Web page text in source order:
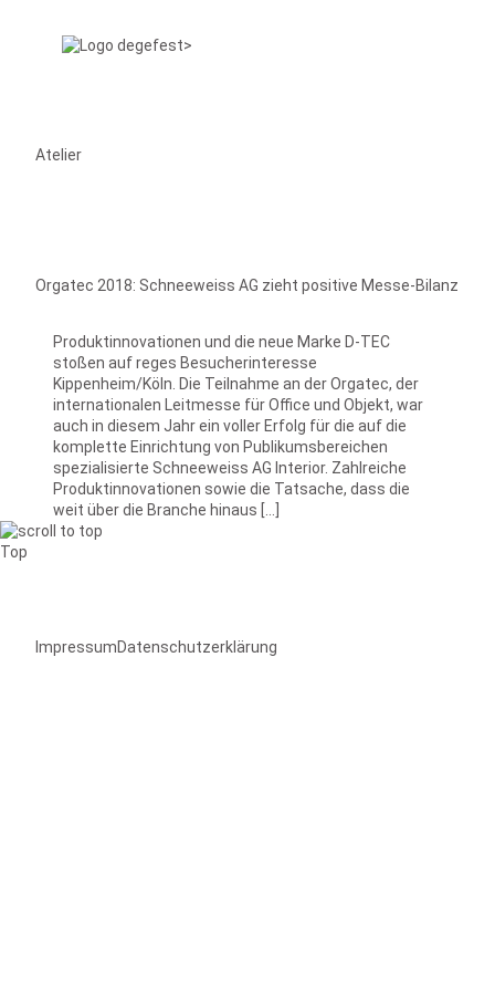
Atelier
Orgatec 2018: Schneeweiss AG zieht positive Messe-Bilanz
Produktinnovationen und die neue Marke D-TEC
stoßen auf reges Besucherinteresse
Kippenheim/Köln. Die Teilnahme an der Orgatec, der
internationalen Leitmesse für Office und Objekt, war
auch in diesem Jahr ein voller Erfolg für die auf die
komplette Einrichtung von Publikumsbereichen
spezialisierte Schneeweiss AG Interior. Zahlreiche
Produktinnovationen sowie die Tatsache, dass die
weit über die Branche hinaus […]
Top
ImpressumDatenschutzerklärung